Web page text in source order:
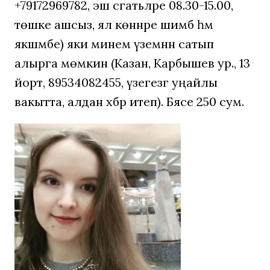
+79172969782, эш сәгатьләре 08.30-15.00,
төшке ашсыз, ял көннәре шимбә һәм
якшәмбе) яки минем үземнән сатып
алырга мөмкин (Казан, Карбышев ур., 13
йорт, 89534082455, үзегезгә уңайлы
вакытта, алдан хәбәр итеп). Бәясе 250 сум.